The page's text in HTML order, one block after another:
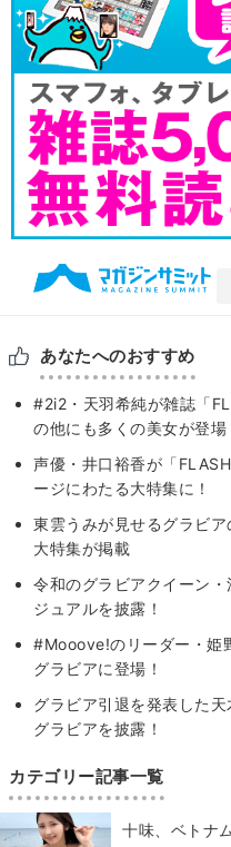
あなたへのおすすめ
#2i2・天羽希純が雑誌「
の他にも多くの美女が登場
声優・井口裕香が「
ージにわたる大特集に！
東雲うみが見せるグラビ
大特集が掲載
令和のグラビアクイーン
ジュアルを披露！
#Mooove!のリーダー・姫
グラビアに登場！
グラビア引退を発表した
グラビアを披露！
カテゴリー記事一覧
十味、ベトナ